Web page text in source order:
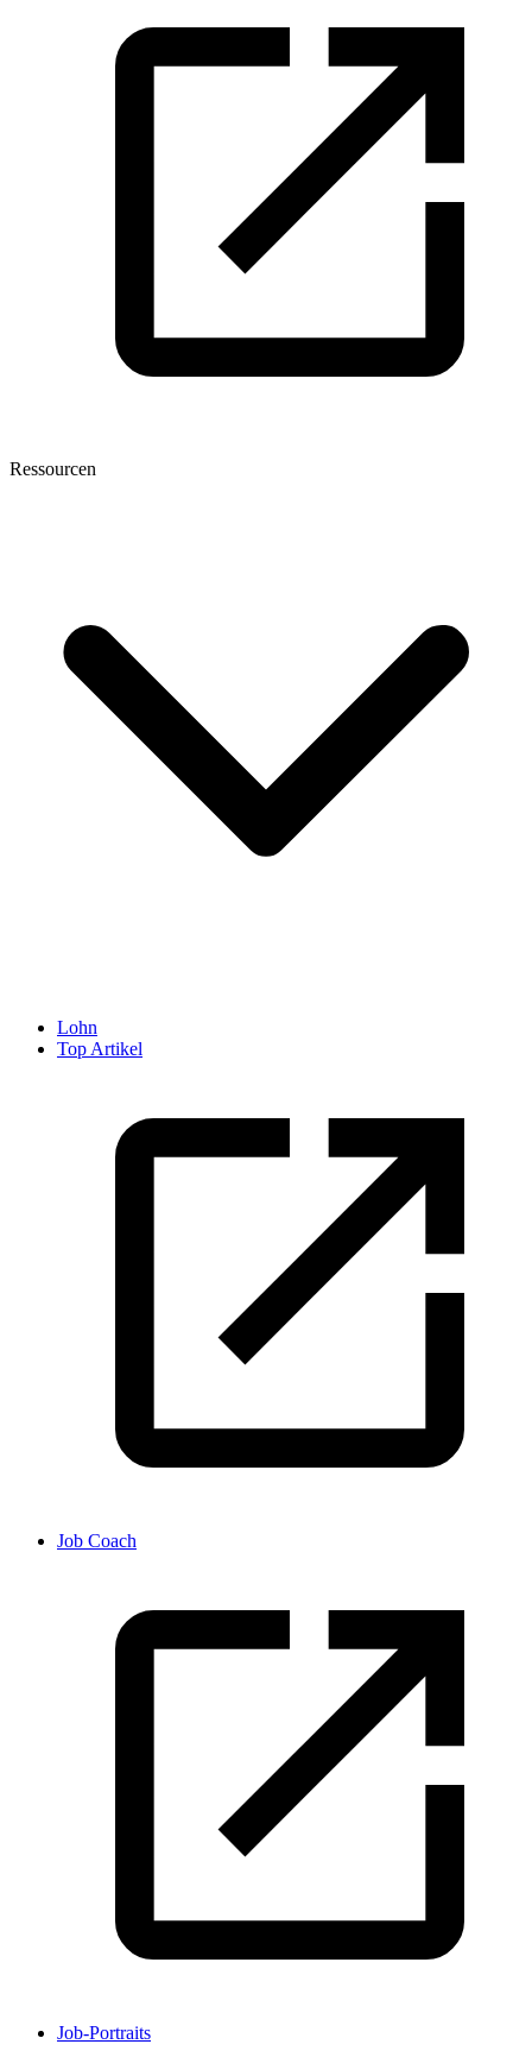
Ressourcen
Lohn
Top Artikel
Job Coach
Job-Portraits